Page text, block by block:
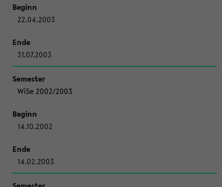
22.04.2003
31.07.2003
WiSe 2002/2003
14.10.2002
14.02.2003